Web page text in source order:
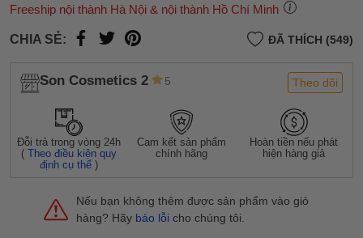
Freeship nội thành Hà Nội & nội thành Hồ Chí Minh
CHIA SẺ: ĐÃ THÍCH (549)
Son Cosmetics 2 5 Theo dõi
Đỗi trả trong vòng 24h
(Theo điều kiện quy
định cụ thể )
Cam kết sản phẩm
chính hãng
Hoàn tiền nếu phát
hiện hàng giả
Nếu bạn không thêm được sản phẩm vào giỏ
hàng? Hãy báo lỗi cho chúng tôi.